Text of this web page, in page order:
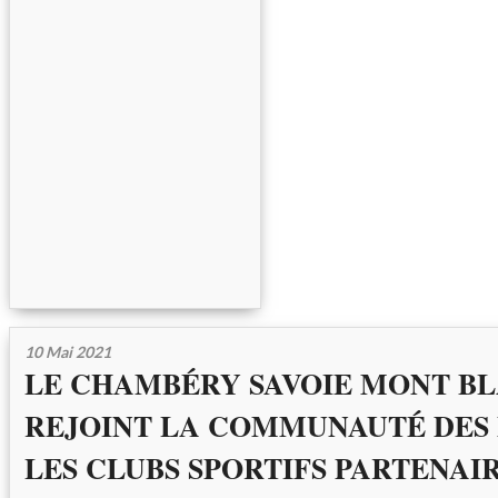
10 Mai 2021
LE CHAMBÉRY SAVOIE MONT
REJOINT LA COMMUNAUTÉ DES
LES CLUBS SPORTIFS